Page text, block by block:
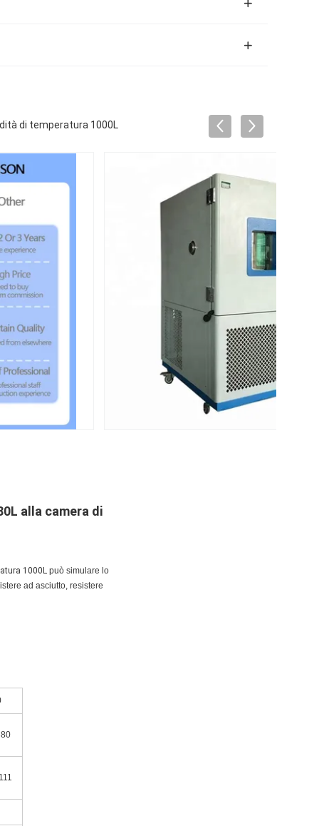
di temperatura 1000L
alla camera di
1000L può simulare lo
ad asciutto, resistere